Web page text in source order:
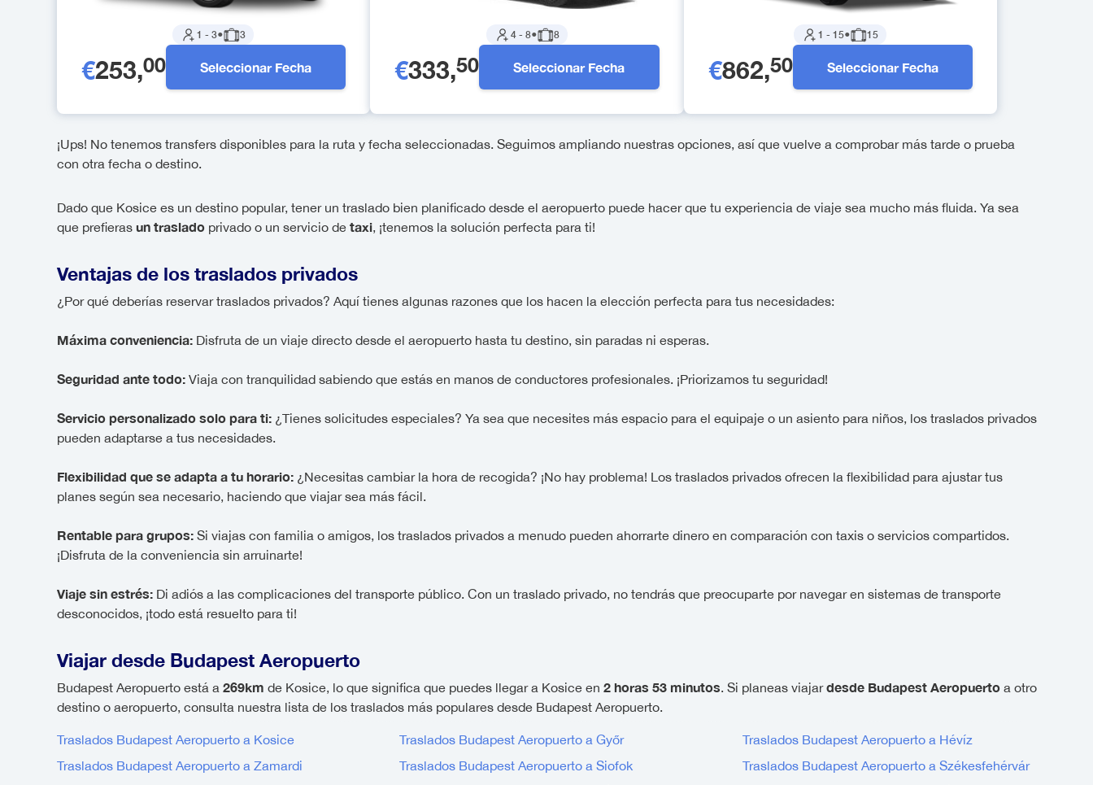
1 -3● 3
€253,00 Seleccionar Fecha
4- 8● 8
€333,50 Seleccionar Fecha
1 -15● 15
€862,50 Seleccionar Fecha
¡Ups! No tenemos transfers disponibles para la ruta y fecha seleccionadas. Seguimos ampliando nuestras opciones, así que vuelve a comprobar más tarde o prueba
con otra fecha o destino.
Dado que Kosice es un destino popular, tener un traslado bien planificado desde el aeropuerto puede hacer que tu experiencia de viaje sea mucho más fluida. Ya sea
que prefieras un trasladoprivado o un servicio de taxi, ¡tenemos la solución perfecta para ti!
Ventajas de los traslados privados
¿Por qué deberías reservar traslados privados? Aquí tienes algunas razones que los hacen la elección perfecta para tus necesidades:
Máxima conveniencia:Disfruta de un viaje directo desde el aeropuerto hasta tu destino, sin paradas ni esperas.
Seguridad ante todo:Viaja con tranquilidad sabiendo que estás en manos de conductores profesionales. ¡Priorizamos tu seguridad!
Servicio personalizado solo para ti:¿Tienes solicitudes especiales? Ya sea que necesites más espacio para el equipaje o un asiento para niños, los traslados privados
pueden adaptarse a tus necesidades.
Flexibilidad que se adapta a tu horario:¿Necesitas cambiar la hora de recogida? ¡No hay problema! Los traslados privados ofrecen la flexibilidad para ajustar tus
planes según sea necesario, haciendo que viajar sea más fácil.
Rentable para grupos:Si viajas con familia o amigos, los traslados privados a menudo pueden ahorrarte dinero en comparación con taxis o servicios compartidos.
¡Disfruta de la conveniencia sin arruinarte!
Viaje sin estrés:Di adiós a las complicaciones del transporte público. Con un traslado privado, no tendrás que preocuparte por navegar en sistemas de transporte
desconocidos, ¡todo está resuelto para ti!
Viajar desde Budapest Aeropuerto
Budapest Aeropuerto está a 269km de Kosice, lo que significa que puedes llegar a Kosice en 2 horas 53 minutos. Si planeas viajardesde Budapest Aeropuertoa otro
destino o aeropuerto, consulta nuestra lista de los traslados más populares desde Budapest Aeropuerto.
Traslados Budapest Aeropuerto a Kosice Traslados Budapest Aeropuerto a Győr
Traslados Budapest Aeropuerto a Hévíz
Traslados Budapest Aeropuerto a Zamardi
Traslados Budapest Aeropuerto a Siofok
Traslados Budapest Aeropuerto a Székesfehérvár